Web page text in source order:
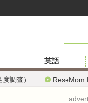
調査） ReseMom
英語